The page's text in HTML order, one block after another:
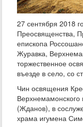
27 сентября 2018
Преосвященства,
епископа
Журавка,
торжественное
въезде в село, со
Чин освящения
Верхнемамонского
(Жданов), в
храма игумена